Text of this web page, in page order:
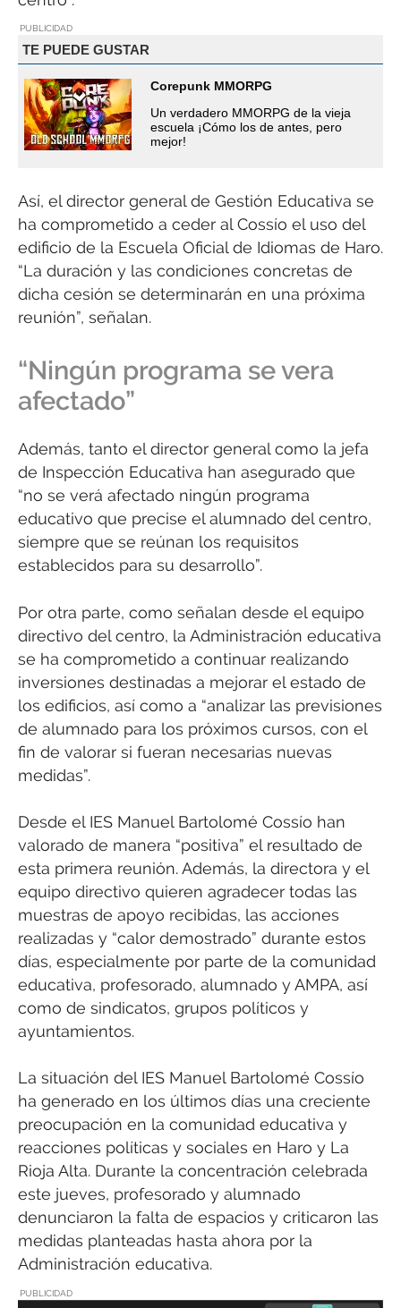
PUBLICIDAD
TE PUEDE GUSTAR
Corepunk MMORPG
Un verdadero MMORPG de la vieja
escuela ¡Cómo los de antes, pero
mejor!
Así, el director general de Gestión Educativa se
ha comprometido a ceder al Cossío el uso del
edificio de la Escuela Oficial de Idiomas de Haro.
“La duración y las condiciones concretas de
dicha cesión se determinarán en una próxima
reunión”, señalan.
“Ningún programa se vera
afectado”
Además, tanto el director general como la jefa
de Inspección Educativa han asegurado que
“no se verá afectado ningún programa
educativo que precise el alumnado del centro,
siempre que se reúnan los requisitos
establecidos para su desarrollo”.
Por otra parte, como señalan desde el equipo
directivo del centro, la Administración educativa
se ha comprometido a continuar realizando
inversiones destinadas a mejorar el estado de
los edificios, así como a “analizar las previsiones
de alumnado para los próximos cursos, con el
fin de valorar si fueran necesarias nuevas
medidas”.
Desde el IES Manuel Bartolomé Cossío han
valorado de manera “positiva” el resultado de
esta primera reunión. Además, la directora y el
equipo directivo quieren agradecer todas las
muestras de apoyo recibidas, las acciones
realizadas y “calor demostrado” durante estos
días, especialmente por parte de la comunidad
educativa, profesorado, alumnado y AMPA, así
como de sindicatos, grupos políticos y
ayuntamientos.
La situación del IES Manuel Bartolomé Cossío
ha generado en los últimos días una creciente
preocupación en la comunidad educativa y
reacciones políticas y sociales en Haro y La
Rioja Alta. Durante la concentración celebrada
este jueves, profesorado y alumnado
denunciaron la falta de espacios y criticaron las
medidas planteadas hasta ahora por la
Administración educativa.
PUBLICIDAD